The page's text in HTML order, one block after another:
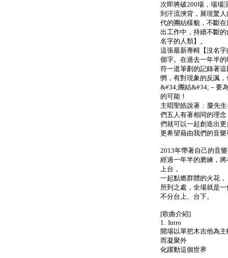
次即將破200場，場場
到汗流浹背，展現驚
代的團結樣貌，不斷
出工作中，持續不斷
名字的人類】。
這張最新專輯【沒名
個字。在過去一年半
符一道筆劃的記錄著
惘，有對現象的反諷
&#34;團結&#34;－要
的可能！
主唱聖皓說著 : 麋先
們五人有著相同的理
們就可以一起創造出
更希望藉由我們的音
2013年帶著自己的音
經過一年半的磨練，
上台，
一起點燃群體的火花，
所到之處，全場就是
不分台上、台下。
[歌曲介紹]
1. Intro
開場以單把木吉他為
而凝聚外
化躍動這個世界